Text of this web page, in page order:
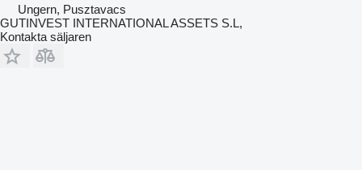
Ungern, Pusztavacs
GUTINVEST INTERNATIONAL ASSETS S.L,
Kontakta säljaren